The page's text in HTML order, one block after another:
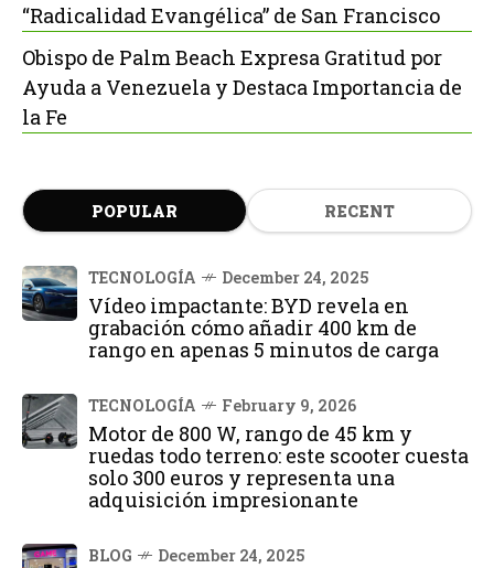
“Radicalidad Evangélica” de San Francisco
Obispo de Palm Beach Expresa Gratitud por
Ayuda a Venezuela y Destaca Importancia de
la Fe
POPULAR RECENT
TECNOLOGÍA December 24, 2025
Vídeo impactante: BYD revela en
grabación cómo añadir 400 km de
rango en apenas 5 minutos de carga
TECNOLOGÍA February 9, 2026
Motor de 800 W, rango de 45 km y
ruedas todo terreno: este scooter cuesta
solo 300 euros y representa una
adquisición impresionante
BLOG December 24, 2025